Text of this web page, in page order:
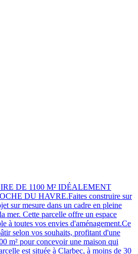
DE 1100 M² IDÉALEMENT
DU HAVRE.Faites construire sur
sur mesure dans un cadre en pleine
mer. Cette parcelle offre un espace
à toutes vos envies d'aménagement.Ce
selon vos souhaits, profitant d'une
m² pour concevoir une maison qui
est située à Clarbec, à moins de 30